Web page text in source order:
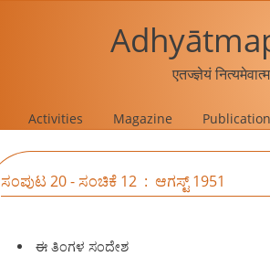
एतज्ज्ञेयं
Activities Magazine
ಸಂಪುಟ 20 - ಸಂಚಿಕೆ 12 : ಆಗಸ್ಟ್ 1951
ಈ ತಿಂಗಳ ಸಂದೇಶ